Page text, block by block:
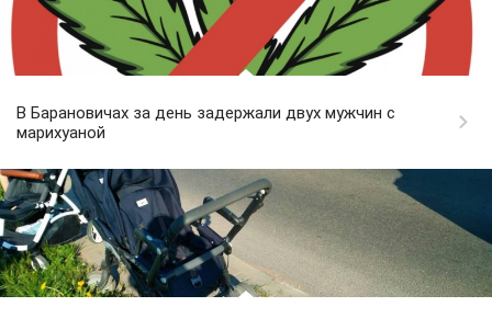
В Барановичах за день задержали двух мужчин с
марихуаной